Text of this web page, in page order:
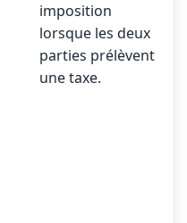
imposition
lorsque les deux
parties prélèvent
une taxe.